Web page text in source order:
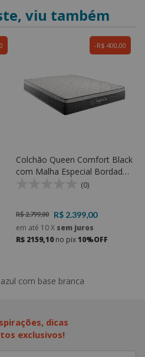
viu também
R$ 400,00
Colchão Queen Comfort Black
com Malha Especial Bordada
e Molas ensacadas e Espuma
(0)
R$ 2.799,00
R$ 2.399,00
em até 10X sem juros
R$ 2159,10no pix10%OFF
dicas
exclusivos!